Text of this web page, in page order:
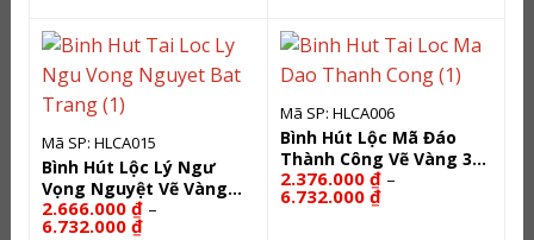
đến
6.732.000 ₫
đến
6.732.000 ₫
Mã SP: HLCA015
Bình Hút Lộc Lý Ngư
Vọng Nguyệt Vẽ Vàng
HLCA015
2.666.000 ₫ –
6.732.000 ₫Khoảng
Mã SP: HLCA006
Bình Hút Lộc Mã Đáo
Thành Công Vẽ Vàng 3D
Nền Đỏ HLCA006
2.376.000 ₫ –
6.732.000 ₫Khoảng
giá: